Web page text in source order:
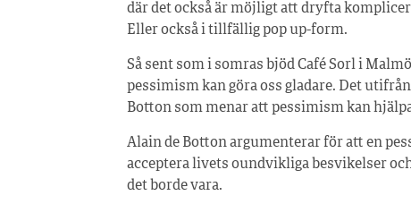
där det också är möjligt att dryfta
Eller också i tillfällig pop up-form.
Så sent som i somras bjöd Café Sorl i
pessimism kan göra oss gladare. Det
Botton som menar att pessimism kan
Alain de Botton argumenterar för att en
acceptera livets oundvikliga besvikelser
det borde vara.